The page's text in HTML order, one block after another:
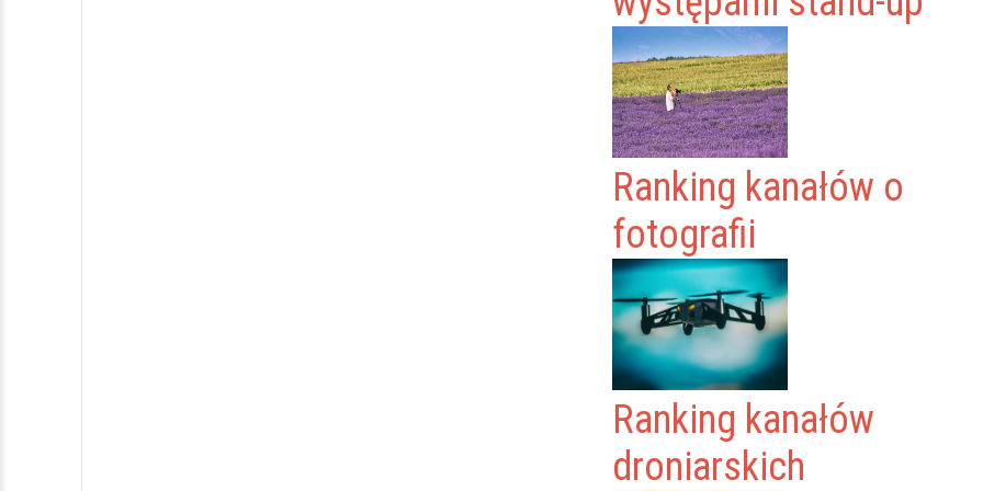
Ranking kanałów o
fotografii
Ranking kanałów
droniarskich